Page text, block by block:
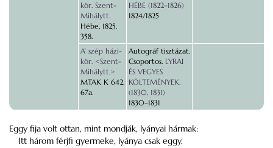
kör. Szent-
Mihálytt.
Hébe, 1825.
358.
HÉBE (1822–1826)
1824/1825
A’ szép házi-
kör. <Szent-
Mihálytt.>
MTAK K 642.
67a.
Autográf tisztázat.
Csoportos. LYRAI
ÉS VEGYES
KÖLTEMÉNYEK.
(1830, 1831)
1830–1831
Eggy fija volt ottan, mint mondják, lyányai hármak:
Itt három férjfi gyermeke, lyánya csak eggy.